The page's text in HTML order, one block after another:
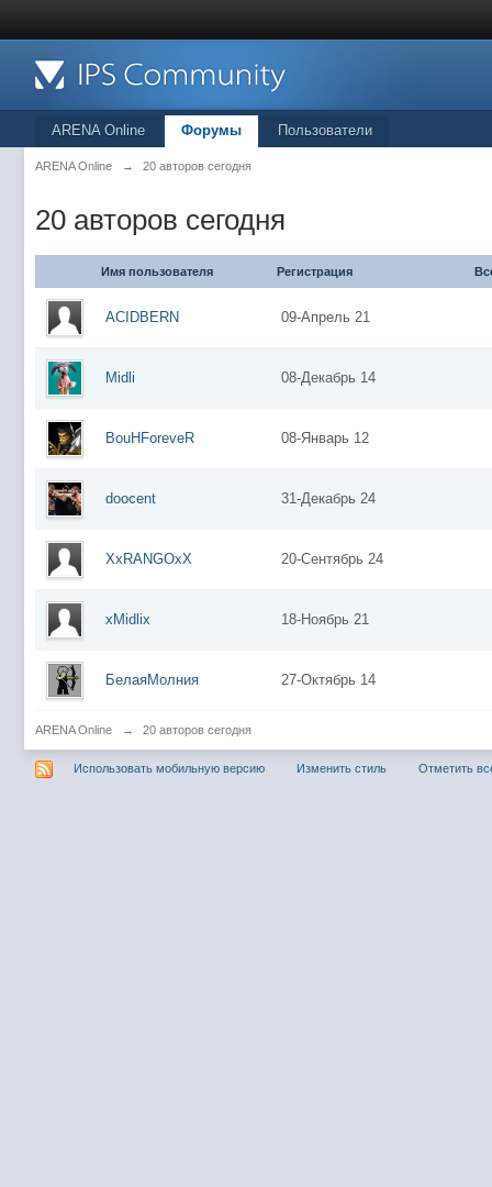
ARENA Online Форумы Пользователи
ARENA Online → 20 авторов сегодня
20 авторов сегодня
Имя пользователя Регистрация
ACIDBERN 09-Апрель 21
Midli 08-Декабрь 14
BouHForeveR 08-Январь 12
doocent 31-Декабрь 24
XxRANGOxX 20-Сентябрь 24
xMidlix 18-Ноябрь 21
БелаяМолния 27-Октябрь 14
ARENA Online → 20 авторов сегодня
Использовать мобильную версию Изменить стиль Отметить